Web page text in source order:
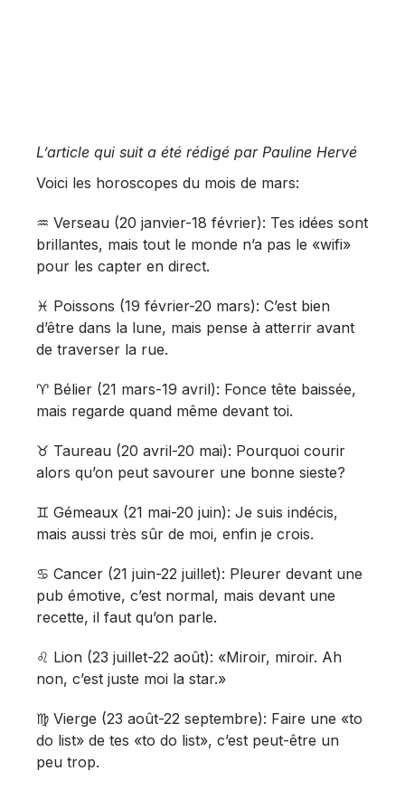
L’article qui suit a été rédigé par Pauline Hervé
Voici les horoscopes du mois de mars:
♒️ Verseau (20 janvier-18 février): Tes idées sont
brillantes, mais tout le monde n’a pas le «wifi»
pour les capter en direct.
♓️ Poissons (19 février-20 mars): C’est bien
d’être dans la lune, mais pense à atterrir avant
de traverser la rue.
♈️ Bélier (21 mars-19 avril): Fonce tête baissée,
mais regarde quand même devant toi.
♉️ Taureau (20 avril-20 mai): Pourquoi courir
alors qu’on peut savourer une bonne sieste?
♊️ Gémeaux (21 mai-20 juin): Je suis indécis,
mais aussi très sûr de moi, enfin je crois.
♋️ Cancer (21 juin-22 juillet): Pleurer devant une
pub émotive, c’est normal, mais devant une
recette, il faut qu’on parle.
♌️ Lion (23 juillet-22 août): «Miroir, miroir. Ah
non, c’est juste moi la star.»
♍️ Vierge (23 août-22 septembre): Faire une «to
do list» de tes «to do list», c’est peut-être un
peu trop.